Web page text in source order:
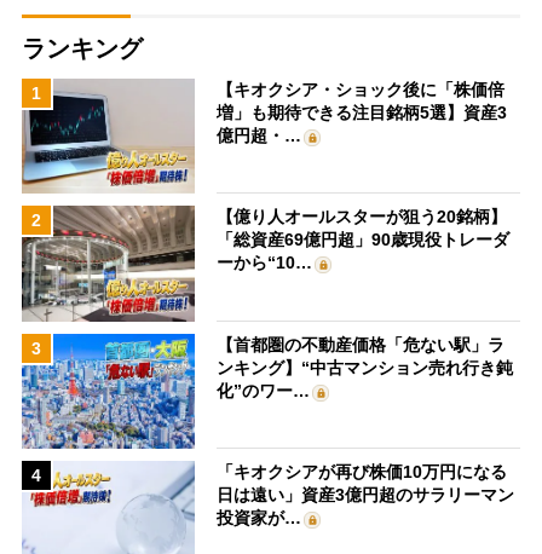
ランキング
1
【キオクシア・ショック後に「株価倍
増」も期待できる注目銘柄5選】資産3
億円超・…
2
【億り人オールスターが狙う20銘柄】
「総資産69億円超」90歳現役トレーダ
ーから“10…
3
【首都圏の不動産価格「危ない駅」ラ
ンキング】“中古マンション売れ行き鈍
化”のワー…
4
「キオクシアが再び株価10万円になる
日は遠い」資産3億円超のサラリーマン
投資家が…